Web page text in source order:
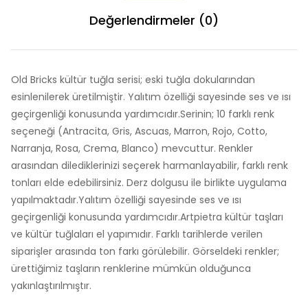
Değerlendirmeler (0)
Old Bricks kültür tuğla serisi; eski tuğla dokularından
esinlenilerek üretilmiştir. Yalıtım özelliği sayesinde ses ve ısı
geçirgenliği konusunda yardımcıdır.Serinin; 10 farklı renk
seçeneği (Antracita, Gris, Ascuas, Marron, Rojo, Cotto,
Narranja, Rosa, Crema, Blanco) mevcuttur. Renkler
arasından dilediklerinizi seçerek harmanlayabilir, farklı renk
tonları elde edebilirsiniz. Derz dolgusu ile birlikte uygulama
yapılmaktadır.Yalıtım özelliği sayesinde ses ve ısı
geçirgenliği konusunda yardımcıdır.Artpietra kültür taşları
ve kültür tuğlaları el yapımıdır. Farklı tarihlerde verilen
siparişler arasında ton farkı görülebilir. Görseldeki renkler;
ürettiğimiz taşların renklerine mümkün olduğunca
yakınlaştırılmıştır.